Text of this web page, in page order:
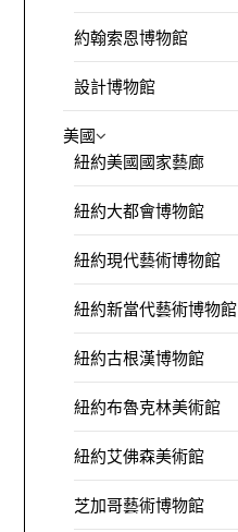
約翰索恩博物館
設計博物館
美國
紐約美國國家藝廊
紐約大都會博物館
紐約現代藝術博物館
紐約新當代藝術博物館
紐約古根漢博物館
紐約布魯克林美術館
紐約艾佛森美術館
芝加哥藝術博物館